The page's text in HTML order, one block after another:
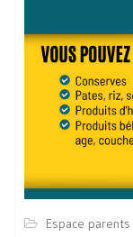
Espace parents